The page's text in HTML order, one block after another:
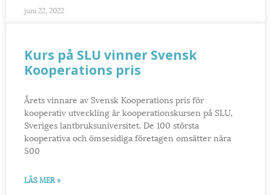
juni 22, 2022
Kurs på SLU vinner Svensk
Kooperations pris
Årets vinnare av Svensk Kooperations pris för
kooperativ utveckling är kooperationskursen på SLU,
Sveriges lantbruksuniversitet. De 100 största
kooperativa och ömsesidiga företagen omsätter nära
500
LÄS MER »